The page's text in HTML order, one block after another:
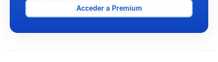
Acceder a Premium